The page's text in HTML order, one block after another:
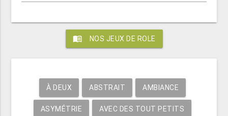
menu_book NOS JEUX DE ROLE
À DEUX ABSTRAIT AMBIANCE
ASYMÉTRIE AVEC DES TOUT PETITS